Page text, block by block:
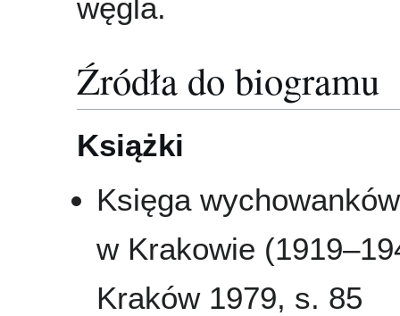
węgla.
Źródła do biogramu
Książki
Księga
w Krakowie
Kraków 1979, s. 85